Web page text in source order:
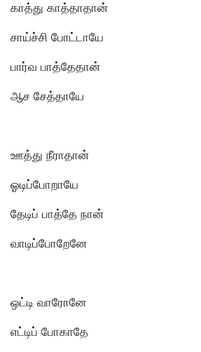
காத்து காத்தாதான்
சாய்ச்சி போட்டாயே
பார்வ பாத்தேதான்
ஆச சேத்தாயே
ஊத்து நீராதான்
ஓடிப்போறாயே
தேடிப் பாத்தே நான்
வாடிப்போறேனே
ஒட்டி வாரோனே
எட்டிப் போகாதே